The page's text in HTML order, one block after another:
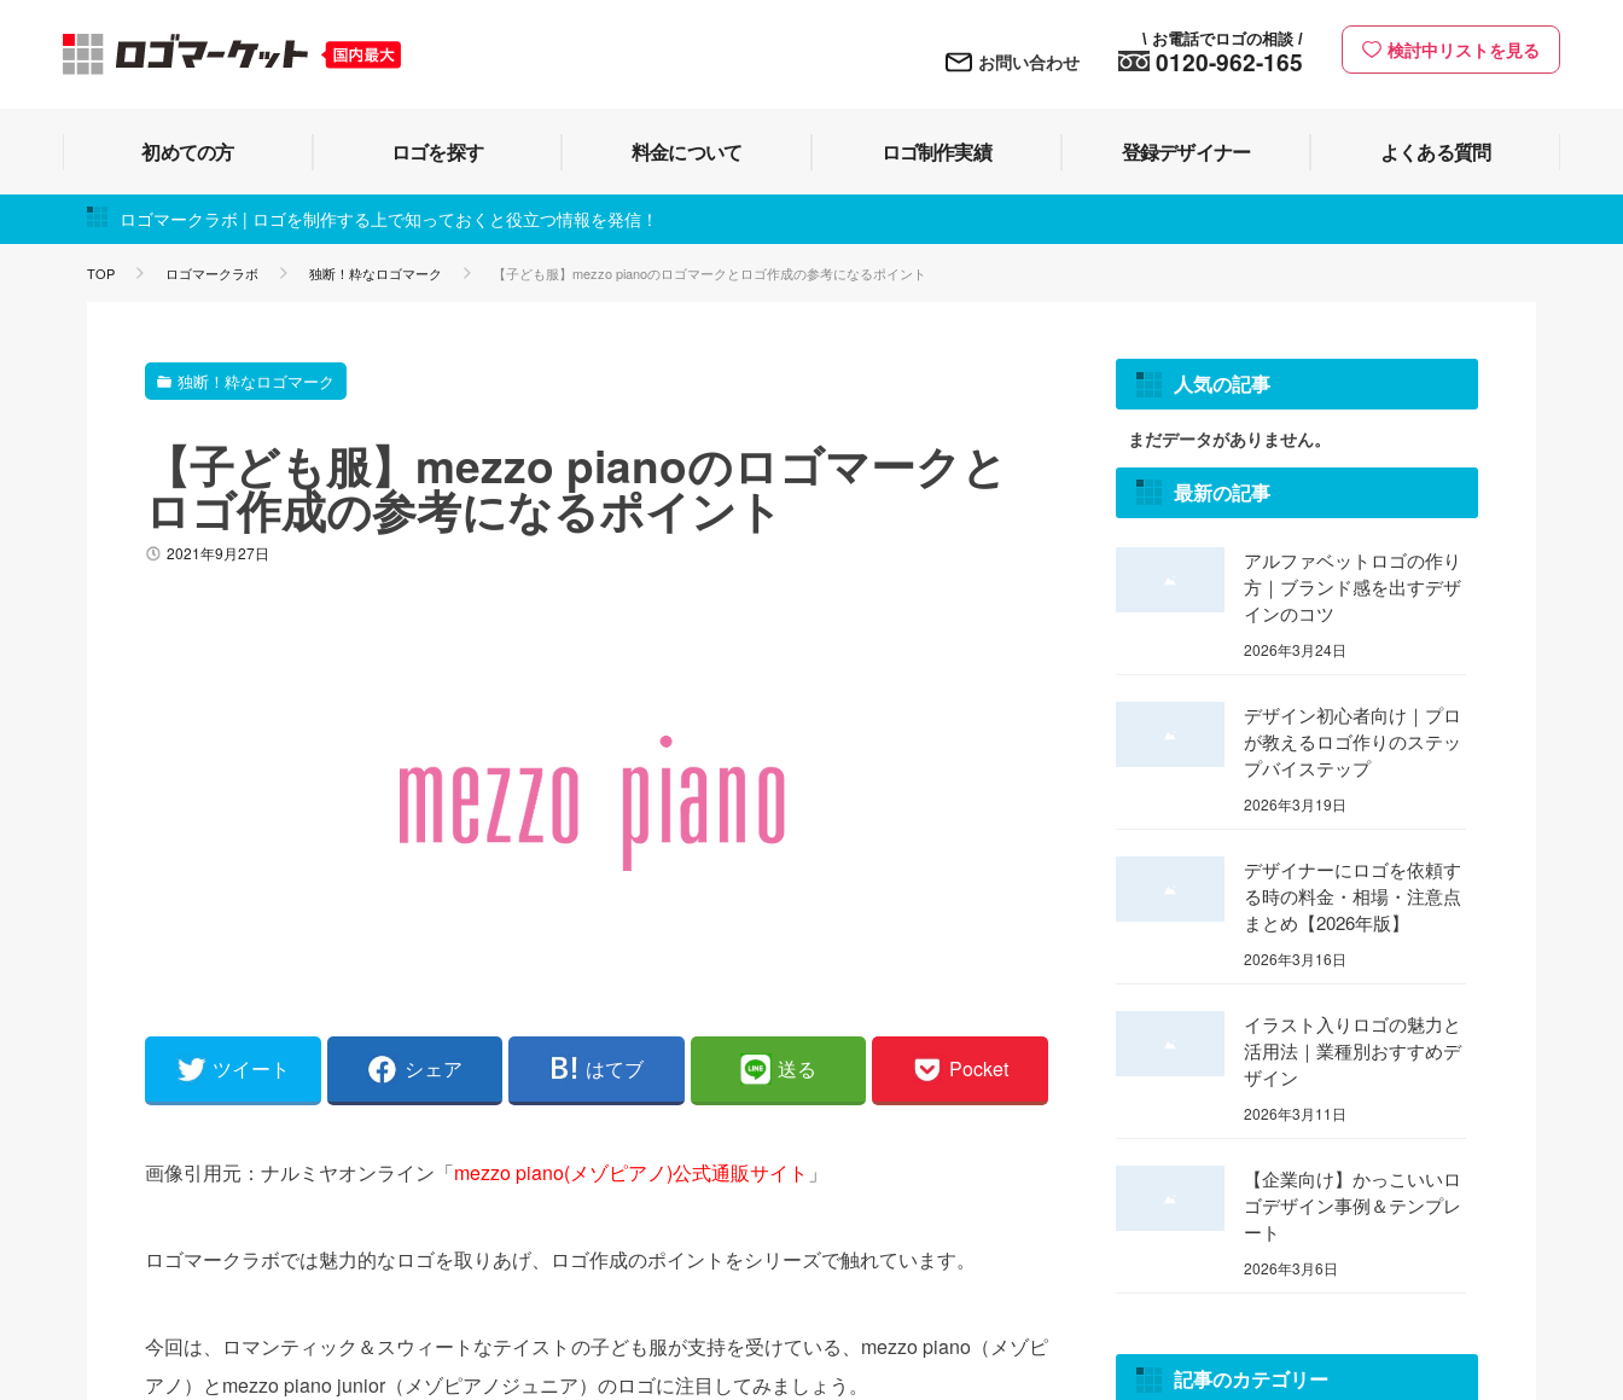
お問い合わせ 0120-962-165
\ お電話でロゴの相談/ 検討中リストを見る
初めての方 ロゴを探す 料金について ロゴ制作実績 登録デザイナー よくある質問
ロゴマークラボ | ロゴを制作する上で知っておくと役立つ情報を発信！
TOP ロゴマークラボ 独断！粋なロゴマーク 【子ども服】mezzo pianoのロゴマークとロゴ作成の参考になるポイント
独断！粋なロゴマーク
【子ども服】mezzo pianoのロゴマークと
ロゴ作成の参考になるポイント
2021年9月27日
ツイート シェア はてブ 送る Pocket
画像引用元：ナルミヤオンライン「mezzo piano(メゾピアノ)公式通販サイト 」
ロゴマークラボでは魅力的なロゴを取りあげ、ロゴ作成のポイントをシリーズで触れています。
今回は、ロマンティック＆スウィートなテイストの子ども服が支持を受けている、mezzo piano（メゾピ
アノ）とmezzo piano junior（メゾピアノジュニア）のロゴに注目してみましょう。
人気の記事
まだデータがありません。
最新の記事
アルファベットロゴの作り
方｜ブランド感を出すデザ
インのコツ
2026年3月24日
デザイン初心者向け｜プロ
が教えるロゴ作りのステッ
プバイステップ
2026年3月19日
デザイナーにロゴを依頼す
る時の料金・相場・注意点
まとめ【2026年版】
2026年3月16日
イラスト入りロゴの魅力と
活用法｜業種別おすすめデ
ザイン
2026年3月11日
【企業向け】かっこいいロ
ゴデザイン事例＆テンプレ
ート
2026年3月6日
記事のカテゴリー